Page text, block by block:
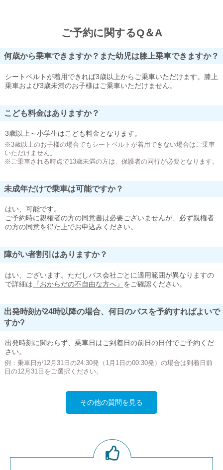
ご予約に関するQ＆A
何歳から乗車できますか？また幼児は膝上乗車できますか？
シートベルトが着用できれば3歳以上からご乗車いただけます。膝上
乗車および3歳未満のお子様はご乗車いただけません。
こども料金はありますか？
3歳以上～小学生はこども料金となります。
※3歳以上のお子様の場合でもシートベルトが着用できない場合はご乗車
いただけません。
※ご乗車される時点で13歳未満の方は、保護者の同行が必要となります。
未成年だけで乗車は可能ですか？
はい、可能です。
ご予約時に親権者の方の同意書は必要ございませんが、必ず親権者
の方の同意を得た上でお申込みください。
障がい者割引はありますか？
はい、ございます。ただしバス会社ごとに適用範囲が異なりますの
で詳細は 『おからだの不自由な方へ』 をご確認ください。
出発時刻が24時以降の場合、何日のバスを予約すればよいで
すか?
出発時刻に関わらず、乗車日はご到着日の前日の日付でご予約くだ
さい。
例：乗車日が12月31日の24:30発（1月1日の00:30発）の場合は到着日前
日の12月31日をご選択ください。
その他の質問を見る